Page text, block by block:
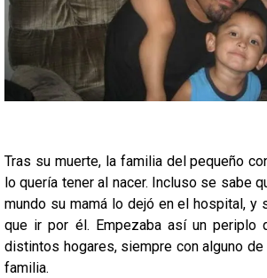
Tras su muerte, la familia del pequeño
lo quería tener al nacer. Incluso se sabe
mundo su mamá lo dejó en el hospital, y
que ir por él. Empezaba así un periplo
distintos hogares, siempre con alguno
familia.